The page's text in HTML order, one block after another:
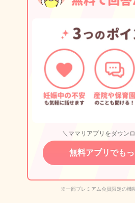
＼ママリアプリをダウン
無料アプリでも
※一部プレミアム会員限定の機